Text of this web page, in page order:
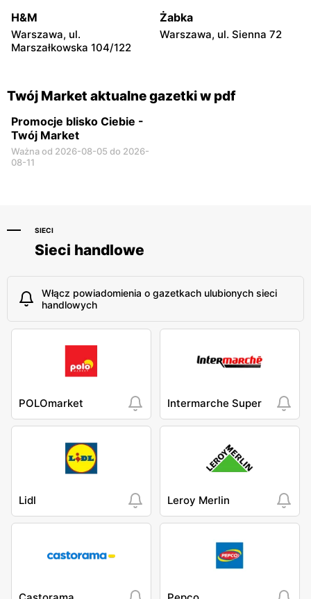
H&M
Warszawa, ul.
Marszałkowska 104/122
Żabka
Warszawa, ul. Sienna 72
Twój Market aktualne gazetki w pdf
Promocje blisko Ciebie -
Twój Market
Ważna od 2026-08-05 do 2026-
08-11
SIECI
Sieci handlowe
Włącz powiadomienia o gazetkach ulubionych sieci
handlowych
POLOmarket Intermarche Super
Lidl Leroy Merlin